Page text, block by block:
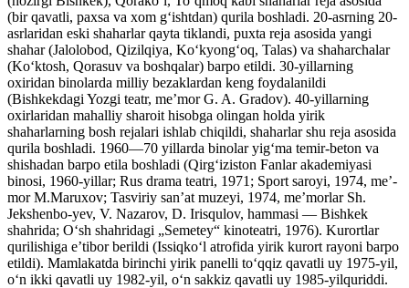
(bir qavatli, paxsa va xom gʻishtdan) qurila boshladi. 20-asrning 20-
asrlaridan eski shaharlar qayta tiklandi, puxta reja asosida yangi
shahar (Jalolobod, Qizilqiya, Koʻkyongʻoq, Talas) va shaharchalar
(Koʻktosh, Qorasuv va boshqalar) barpo etildi. 30-yillarning
oxiridan binolarda milliy bezaklardan keng foydalanildi
(Bishkekdagi Yozgi teatr, meʼmor G. A. Gradov). 40-yillarning
oxirlaridan mahalliy sharoit hisobga olingan holda yirik
shaharlarning bosh rejalari ishlab chiqildi, shaharlar shu reja asosida
qurila boshladi. 1960—70 yillarda binolar yigʻma temir-beton va
shishadan barpo etila boshladi (Qirgʻiziston Fanlar akademiyasi
binosi, 1960-yillar; Rus drama teatri, 1971; Sport saroyi, 1974, meʼ-
mor M.Maruxov; Tasviriy sanʼat muzeyi, 1974, meʼmorlar Sh.
Jekshenbo-yev, V. Nazarov, D. Irisqulov, hammasi — Bishkek
shahrida; Oʻsh shahridagi „Semetey“ kinoteatri, 1976). Kurortlar
qurilishiga eʼtibor berildi (Issiqkoʻl atrofida yirik kurort rayoni barpo
etildi). Mamlakatda birinchi yirik panelli toʻqqiz qavatli uy 1975-yil,
oʻn ikki qavatli uy 1982-yil, oʻn sakkiz qavatli uy 1985-yilquriddi.